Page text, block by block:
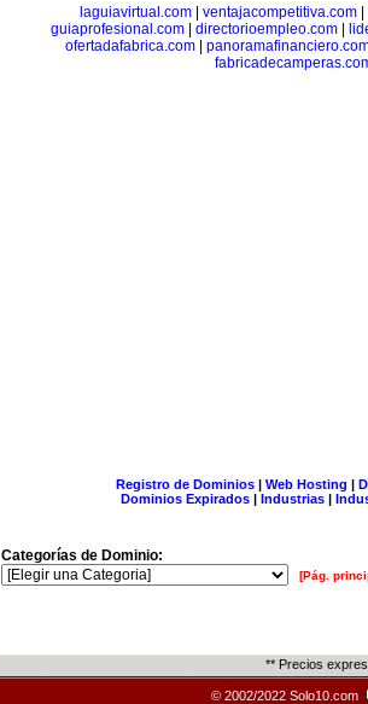
laguiavirtual.com
ventajacompetitiva.com
guiaprofesional.com| directorioempleo.com|
ofertadafabrica.com|
Registro de Dominios| Web Hosting |
Dominios Expirados | Industrias |
Categorías de Dominio:
[Pág.
** Precios
© 2002/2022 Solo10.com